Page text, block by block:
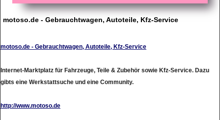
motoso.de - Gebrauchtwagen, Autoteile, Kfz-Service
motoso.de - Gebrauchtwagen, Autoteile, Kfz-Service
Internet-Marktplatz für Fahrzeuge, Teile & Zubehör sowie Kfz-Service. Dazu
gibts eine Werkstattsuche und eine Community.
http://www.motoso.de